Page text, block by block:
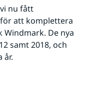
nu fått
att komplettera
De nya
samt 2018, och
år.